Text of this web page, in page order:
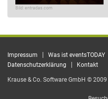
Bild: entradas.com
Impressum | Was ist eventsTODAY
Datenschutzerklärung | Kontakt
Krause & Co. Software GmbH © 2009